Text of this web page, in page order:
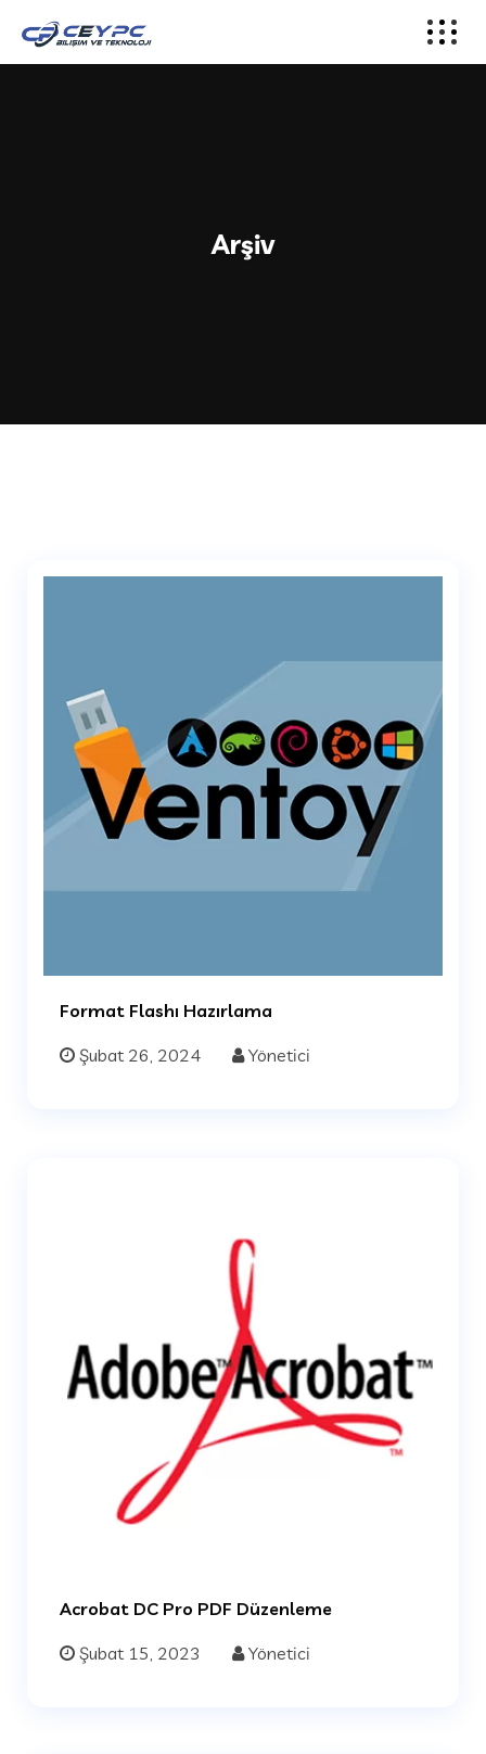
Arşiv
Format Flashı Hazırlama
Şubat 26, 2024 Yönetici
Acrobat DC Pro PDF Düzenleme
Şubat 15, 2023 Yönetici